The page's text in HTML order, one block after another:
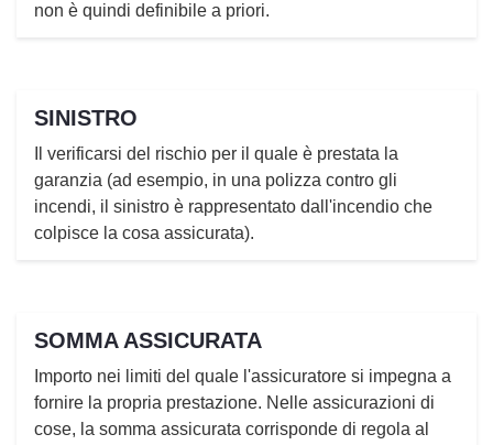
non è quindi definibile a priori.
SINISTRO
Il verificarsi del rischio per il quale è prestata la
garanzia (ad esempio, in una polizza contro gli
incendi, il sinistro è rappresentato dall'incendio che
colpisce la cosa assicurata).
SOMMA ASSICURATA
Importo nei limiti del quale l'assicuratore si impegna a
fornire la propria prestazione. Nelle assicurazioni di
cose, la somma assicurata corrisponde di regola al